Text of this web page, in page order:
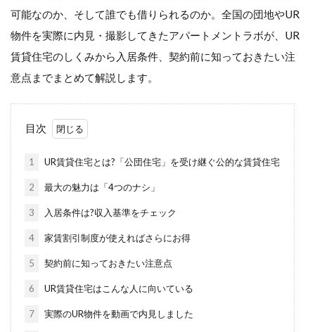
可能なのか、そして誰でも借りられるのか。全国の団地やUR
物件を実際に内見・撮影してきたアパートメントラボが、UR
賃貸住宅のしくみから入居条件、契約前に知っておきたい注
意点までまとめて解説します。
目次
1 UR賃貸住宅とは?「公団住宅」を受け継ぐ公的な賃貸住宅
2 最大の魅力は「4つのナシ」
3 入居条件は?収入基準をチェック
4 家賃割引制度が使えればさらにお得
5 契約前に知っておきたい注意点
6 UR賃貸住宅はこんな人に向いている
7 実際のUR物件を動画で内見しました